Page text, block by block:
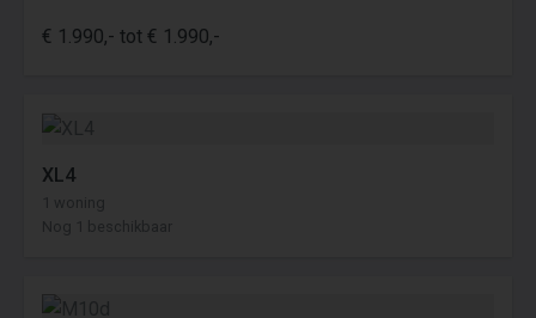
€ 1.990,- tot € 1.990,-
XL4
1 woning
Nog 1 beschikbaar